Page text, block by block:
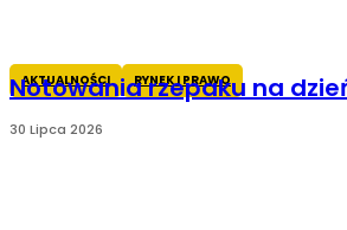
AKTUALNOŚCI RYNEK I PRAWO
Notowania rzepaku na
30 Lipca 2026